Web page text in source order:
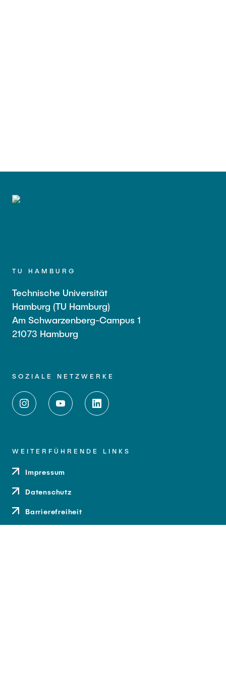
TU HAMBURG
Technische Universität
Hamburg (TU Hamburg)
Am Schwarzenberg-Campus 1
21073 Hamburg
SOZIALE NETZWERKE
WEITERFÜHRENDE LINKS
Impressum
Datenschutz
Barrierefreiheit